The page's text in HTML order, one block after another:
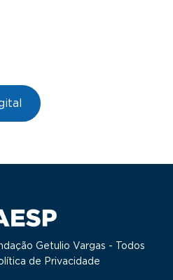
Getulio Vargas - Todos
de Privacidade